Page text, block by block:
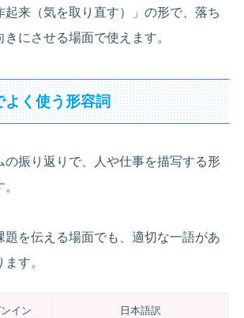
起来（気を取り直す）」の形で、落ち
にさせる場面で使えます。
く使う形容詞
の振り返りで、人や仕事を描写する形
題を伝える場面でも、適切な一語があ
す。
イン 日本語訳